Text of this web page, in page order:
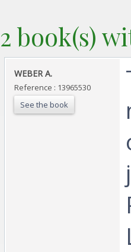
2 book(s)
‎WEBER A.‎
Reference : 13965530
See the book